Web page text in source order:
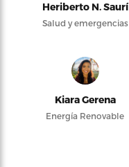
Heriberto N. Saurí
Salud y emergencias
Kiara Gerena
Energía Renovable